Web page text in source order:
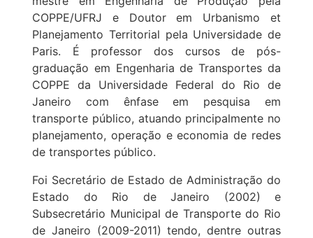
COPPE/UFRJ e Doutor em Urbanismo et
Planejamento Territorial pela Universidade de
Paris. É professor dos cursos de pós-
graduação em Engenharia de Transportes da
COPPE da Universidade Federal do Rio de
Janeiro com ênfase em pesquisa em
transporte público, atuando principalmente no
planejamento, operação e economia de redes
de transportes público.
Foi Secretário de Estado de Administração do
Estado do Rio de Janeiro (2002) e
Subsecretário Municipal de Transporte do Rio
de Janeiro (2009-2011) tendo, dentre outras